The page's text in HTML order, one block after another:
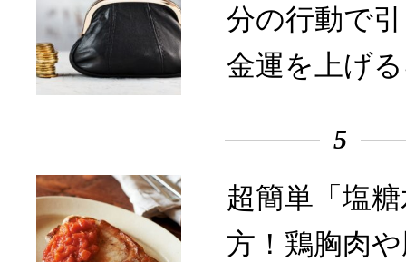
分の行動で
金運を上げ
5
超簡単「塩
方！鶏胸肉